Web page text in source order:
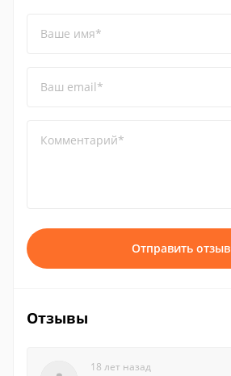
Ваше имя*
Ваш email*
Комментарий*
Отправить отзыв
Отзывы
18 лет назад